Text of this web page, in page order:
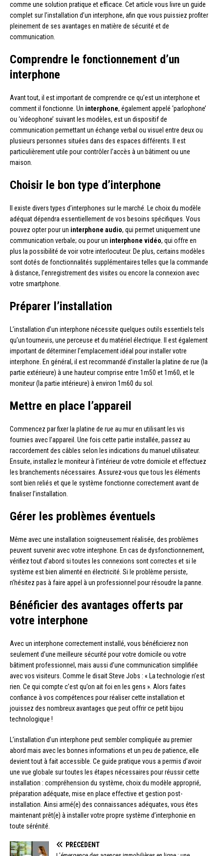
comme une solution pratique et efficace. Cet article vous livre un guide
complet sur l’installation d’un interphone, afin que vous puissiez profiter
pleinement de ses avantages en matière de sécurité et de
communication.
Comprendre le fonctionnement d’un
interphone
Avant tout, il est important de comprendre ce qu’est un interphone et
comment il fonctionne. Un interphone, également appelé ‘parlophone’
ou ‘videophone’ suivant les modèles, est un dispositif de
communication permettant un échange verbal ou visuel entre deux ou
plusieurs personnes situées dans des espaces différents. Il est
particulièrement utile pour contrôler l’accès à un bâtiment ou une
maison.
Choisir le bon type d’interphone
Il existe divers types d’interphones sur le marché. Le choix du modèle
adéquat dépendra essentiellement de vos besoins spécifiques. Vous
pouvez opter pour un interphone audio, qui permet uniquement une
communication verbale; ou pour un interphone vidéo, qui offre en
plus la possibilité de voir votre interlocuteur. De plus, certains modèles
sont dotés de fonctionnalités supplémentaires telles que la commande
à distance, l’enregistrement des visites ou encore la connexion avec
votre smartphone.
Préparer l’installation
L’installation d’un interphone nécessite quelques outils essentiels tels
qu’un tournevis, une perceuse et du matériel électrique. Il est également
important de déterminer l’emplacement idéal pour installer votre
interphone. En général, il est recommandé d’installer la platine de rue (la
partie extérieure) à une hauteur comprise entre 1m50 et 1m60, et le
moniteur (la partie intérieure) à environ 1m60 du sol.
Mettre en place l’appareil
Commencez par fixer la platine de rue au mur en utilisant les vis
fournies avec l’appareil. Une fois cette partie installée, passez au
raccordement des câbles selon les indications du manuel utilisateur.
Ensuite, installez le moniteur à l’intérieur de votre domicile et effectuez
les branchements nécessaires. Assurez-vous que tous les éléments
sont bien reliés et que le système fonctionne correctement avant de
finaliser l’installation.
Gérer les problèmes éventuels
Même avec une installation soigneusement réalisée, des problèmes
peuvent survenir avec votre interphone. En cas de dysfonctionnement,
vérifiez tout d’abord si toutes les connexions sont correctes et si le
système est bien alimenté en électricité. Si le problème persiste,
n’hésitez pas à faire appel à un professionnel pour résoudre la panne.
Bénéficier des avantages offerts par
votre interphone
Avec un interphone correctement installé, vous bénéficierez non
seulement d’une meilleure sécurité pour votre domicile ou votre
bâtiment professionnel, mais aussi d’une communication simplifiée
avec vos visiteurs. Comme le disait Steve Jobs : « La technologie n’est
rien. Ce qui compte c’est qu’on ait foi en les gens ». Alors faites
confiance à vos compétences pour réaliser cette installation et
jouissez des nombreux avantages que peut offrir ce petit bijou
technologique !
L’installation d’un interphone peut sembler compliquée au premier
abord mais avec les bonnes informations et un peu de patience, elle
devient tout à fait accessible. Ce guide pratique vous a permis d’avoir
une vue globale sur toutes les étapes nécessaires pour réussir cette
installation : compréhension du système, choix du modèle approprié,
préparation adéquate, mise en place effective et gestion post-
installation. Ainsi armé(e) des connaissances adéquates, vous êtes
maintenant prêt(e) à installer votre propre système d’interphonie en
toute sérénité.
PRÉCÉDENT